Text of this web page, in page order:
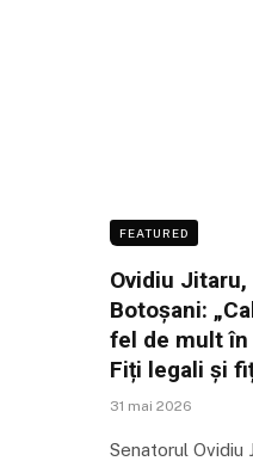
FEATURED
Ovidiu
Botoșani:
fel de mult
Fiți legali și
31 mai 2026
Senatorul Ovidiu